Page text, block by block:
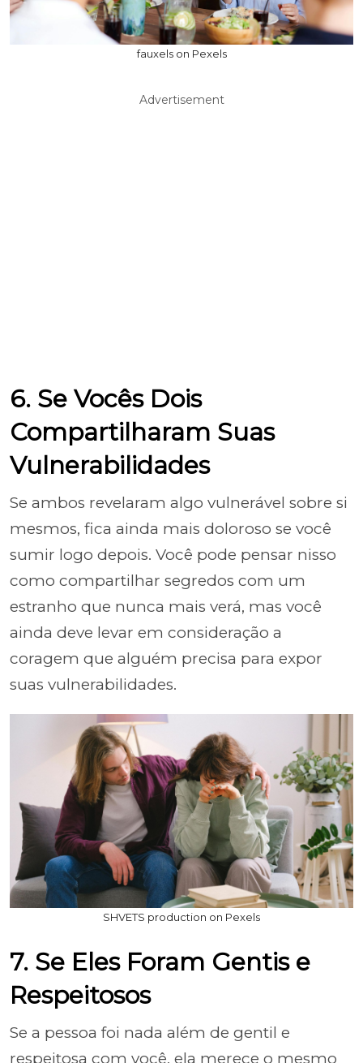
fauxels on Pexels
Advertisement
6. Se Vocês Dois
Compartilharam Suas
Vulnerabilidades
Se ambos revelaram algo vulnerável sobre si
mesmos, fica ainda mais doloroso se você
sumir logo depois. Você pode pensar nisso
como compartilhar segredos com um
estranho que nunca mais verá, mas você
ainda deve levar em consideração a
coragem que alguém precisa para expor
suas vulnerabilidades.
SHVETS production on Pexels
7. Se Eles Foram Gentis e
Respeitosos
Se a pessoa foi nada além de gentil e
respeitosa com você, ela merece o mesmo